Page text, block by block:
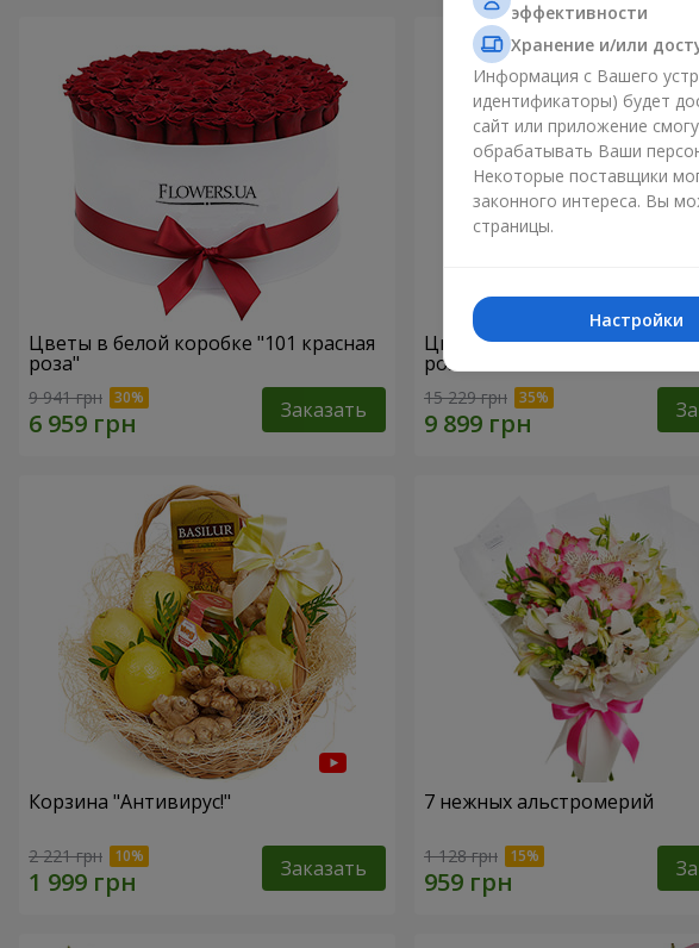
Цветы в белой коробке "101 красная
роза"
9 941 грн Заказать
Цветы в белой коробке "151
роза"
15 229 грн
Корзина "Антивирус!"
2 221 грн Заказать
7 нежных альстромерий
1 128 грн
эффективности
Хранение и/или
Информация с Вашего
идентификаторы) будет
сайт или приложение
обрабатывать Ваши
Некоторые поставщики
законного интереса. Вы
страницы.
Настройки